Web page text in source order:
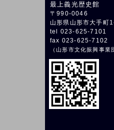
最上義光歴史館
〒990-0046
山形県山形市大手町
tel 023-625-7101
fax 023-625-7102
（山形市文化振興事業